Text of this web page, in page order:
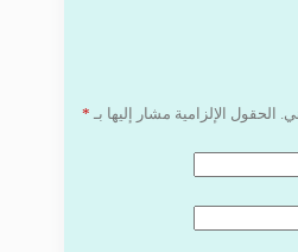
الحقول الإلزامية مشار إليها بـ *